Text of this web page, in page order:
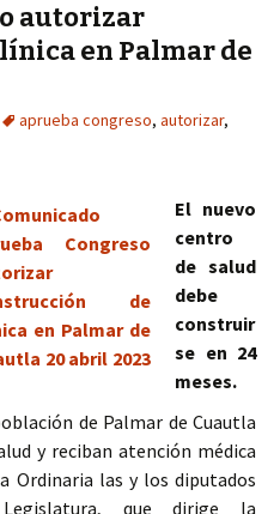
autorizar
en Palmar de
aprueba congreso, autorizar,
El nuevo
centro
de salud
debe
construir
se en 24
meses.
de Palmar de Cuautla
y reciban atención médica
Ordinaria las y los diputados
que dirige la